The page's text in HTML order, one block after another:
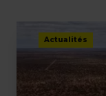
Actualités